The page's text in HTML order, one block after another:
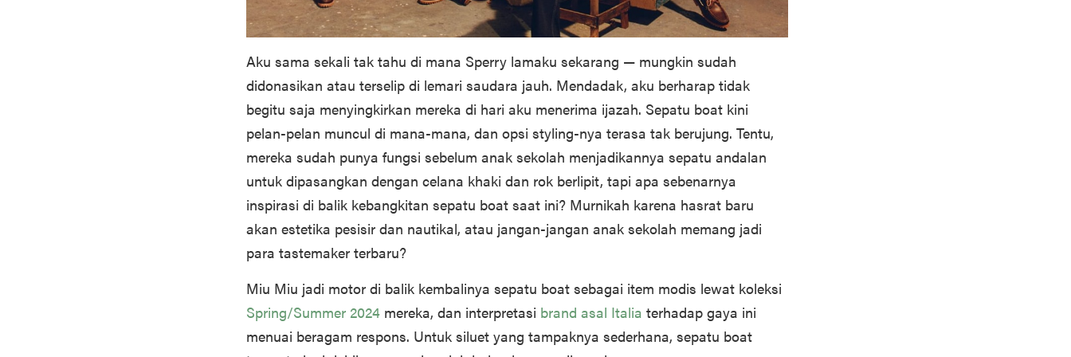
Aku sama sekali tak tahu di mana Sperry lamaku sekarang — mungkin sudah
didonasikan atau terselip di lemari saudara jauh. Mendadak, aku berharap tidak
begitu saja menyingkirkan mereka di hari aku menerima ijazah. Sepatu boat kini
pelan-pelan muncul di mana-mana, dan opsi styling-nya terasa tak berujung. Tentu,
mereka sudah punya fungsi sebelum anak sekolah menjadikannya sepatu andalan
untuk dipasangkan dengan celana khaki dan rok berlipit, tapi apa sebenarnya
inspirasi di balik kebangkitan sepatu boat saat ini? Murnikah karena hasrat baru
akan estetika pesisir dan nautikal, atau jangan-jangan anak sekolah memang jadi
para tastemaker terbaru?
Miu Miu jadi motor di balik kembalinya sepatu boat sebagai item modis lewat koleksi
Spring/Summer 2024 mereka, dan interpretasi brand asal Italia terhadap gaya ini
menuai beragam respons. Untuk siluet yang tampaknya sederhana, sepatu boat